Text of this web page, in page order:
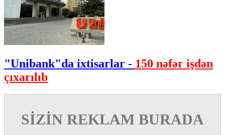
"Unibank"da ixtisarlar - 150 nəfər işdən
çıxarılıb
SİZİN REKLAM BURADA